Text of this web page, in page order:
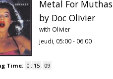
Metal For Muthas
by Doc Olivier
with Olivier
jeudi, 05:00 - 06:00
Time: 0 : 15 : 08